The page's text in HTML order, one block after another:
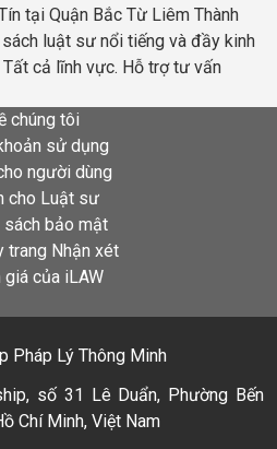
tại Quận Bắc Từ Liêm Thành
luật sư nổi tiếng và đầy kinh
cả lĩnh vực. Hỗ trợ tư vấn
chúng tôi
sử dụng
người dùng
cho Luật sư
sách bảo mật
trang Nhận xét
giá của iLAW
Pháp Lý Thông Minh
số 31 Lê Duẩn, Phường Bến
Chí Minh, Việt Nam